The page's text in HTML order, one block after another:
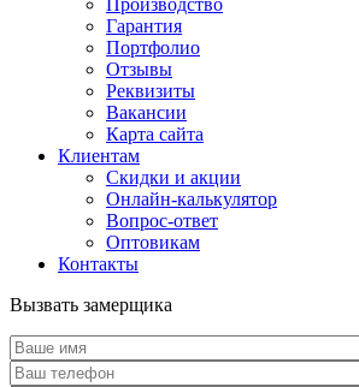
Производство
Гарантия
Портфолио
Отзывы
Реквизиты
Вакансии
Карта сайта
Клиентам
Скидки и акции
Онлайн-калькулятор
Вопрос-ответ
Оптовикам
Контакты
Вызвать замерщика